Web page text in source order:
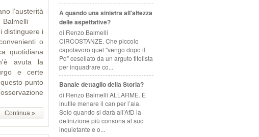
l’austerità
Balmelli
distinguere i
o
quotidiana
avuta la
e certe
punto
Continua »
A quando una sinistra all'altezza
delle aspettative?
di Renzo Balmelli
CIRCOSTANZE. Che piccolo
capolavoro quel "vengo dopo il
Pd" cesellato da un arguto titolista
per inquadrare co...
Banale dettaglio della Storia?
di Renzo Balmelli ALLARME. È
inutile menare il can per l’aia.
Solo quando si darà all’AfD la
definizione più consona al suo
inquietante e o...